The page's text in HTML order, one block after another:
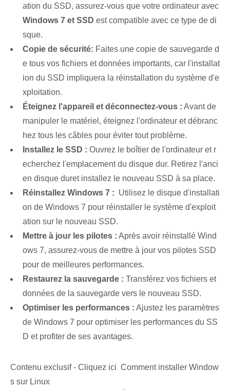
ation du ‌SSD, assurez-vous que votre ordinateur avec
Windows 7 et SSD est compatible avec⁤ ce‍ type de di
sque.
Copie de sécurité: Faites une copie de sauvegarde d
e tous vos fichiers et données importants, car l'installat
ion du SSD impliquera la réinstallation du système d'e
xploitation.
Éteignez l'appareil et déconnectez-vous : Avant de
manipuler le matériel, éteignez l'ordinateur et débranc
hez tous les câbles pour éviter tout problème.
Installez le SSD : ⁣Ouvrez le ⁢boîtier de l'ordinateur et r
echerchez l'emplacement du disque dur. Retirez l'⁢anci
en disque dur‌et installez le⁢ nouveau SSD à sa place.
Réinstallez⁢ Windows 7 : ​ Utilisez le disque d'installati
on de Windows 7 pour réinstaller le système d'exploit
ation sur le nouveau SSD.
Mettre à jour les pilotes : Après avoir réinstallé Wind
ows 7, assurez-vous de mettre à jour vos pilotes SSD
pour de meilleures performances.
Restaurez la sauvegarde : Transférez vos fichiers et
données de la sauvegarde vers le nouveau SSD.
Optimiser les performances⁤ : Ajustez les paramètres
de Windows 7 pour optimiser les performances du SS
D et profiter de ses avantages.
Contenu exclusif - Cliquez ici Comment installer Window
s sur Linux